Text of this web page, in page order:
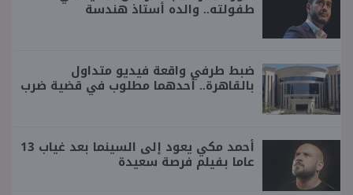
طفولته.. والده أستاذ هندسة
ضبط طرفي واقعة فيديو متداول
بالقاهرة.. أحدهما مطلوب في قضية ضرب
أحمد مكي يعود إلى السينما بعد غياب 13
عاما بفيلم فرصة سعيدة